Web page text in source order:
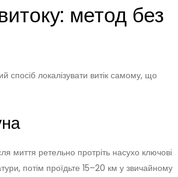
метод без
спосіб локалізувати витік самому, що
миття ретельно протріть насухо ключові
потім проїдьте 15–20 км у звичайному